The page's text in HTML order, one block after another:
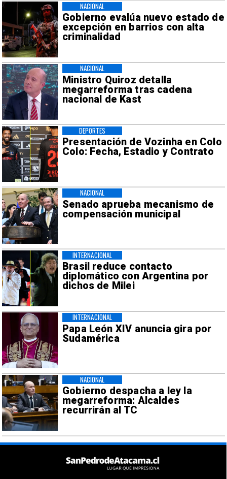
Gobierno evalúa nuevo estado de
excepción en barrios con alta
criminalidad
NACIONAL
Ministro Quiroz detalla
megarreforma tras cadena
nacional de Kast
NACIONAL
Presentación de Vozinha en Colo
Colo: Fecha, Estadio y Contrato
DEPORTES
Senado aprueba mecanismo de
compensación municipal
NACIONAL
Brasil reduce contacto
diplomático con Argentina por
dichos de Milei
INTERNACIONAL
Papa León XIV anuncia gira por
Sudamérica
INTERNACIONAL
Gobierno despacha a ley la
megarreforma: Alcaldes
recurrirán al TC
NACIONAL